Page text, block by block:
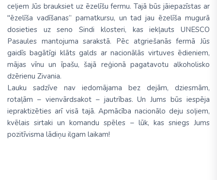
ceļiem Jūs brauksiet uz ēzelīšu fermu. Tajā būs jāiepazīstas ar
"ēzelīša vadīšanas” pamatkursu, un tad jau ēzelīša mugurā
dosieties uz seno Sindi klosteri, kas iekļauts UNESCO
Pasaules mantojuma sarakstā. Pēc atgriešanās fermā Jūs
gaidīs bagātīgi klāts galds ar nacionālās virtuves ēdieniem,
mājas vīnu un īpašu, šajā reģionā pagatavotu alkoholisko
dzērienu Zivania.
Lauku sadzīve nav iedomājama bez dejām, dziesmām,
rotaļām – vienvārdsakot – jautrības. Un Jums būs iespēja
iepraktizēties arī visā tajā. Apmācība nacionālo deju soļiem,
kvēlais sirtaki un komandu spēles – lūk, kas sniegs Jums
pozitīvisma lādiņu ilgam laikam!